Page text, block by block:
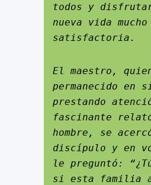
todos y
nueva vida mucho
satisfactoria.
El maestro,
permanecido en
prestando
fascinante
hombre, se
discípulo y en
le preguntó:
si esta familia